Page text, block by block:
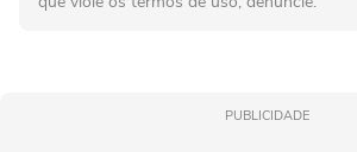
PUBLICIDADE